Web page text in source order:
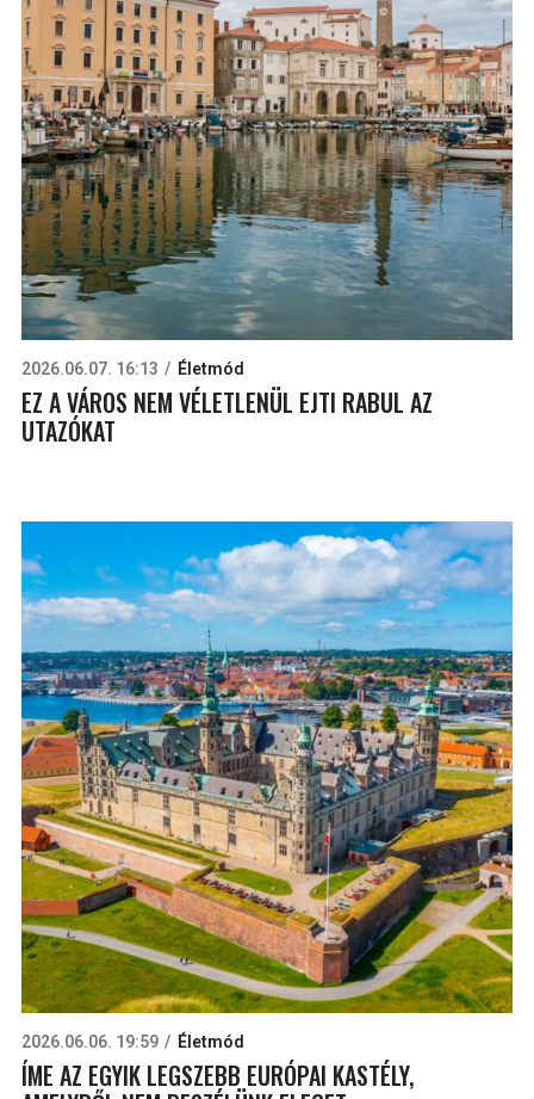
2026.06.07. 16:13 Életmód
EZ A VÁROS NEM VÉLETLENÜL EJTI RABUL AZ
UTAZÓKAT
2026.06.06. 19:59 Életmód
ÍME AZ EGYIK LEGSZEBB EURÓPAI KASTÉLY,